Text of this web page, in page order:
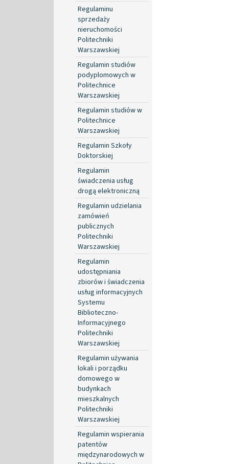
Regulaminu
sprzedaży
nieruchomości
Politechniki
Warszawskiej
Regulamin studiów
podyplomowych w
Politechnice
Warszawskiej
Regulamin studiów w
Politechnice
Warszawskiej
Regulamin Szkoły
Doktorskiej
Regulamin
świadczenia usług
drogą elektroniczną
Regulamin udzielania
zamówień
publicznych
Politechniki
Warszawskiej
Regulamin
udostępniania
zbiorów i świadczenia
usług informacyjnych
Systemu
Biblioteczno-
Informacyjnego
Politechniki
Warszawskiej
Regulamin używania
lokali i porządku
domowego w
budynkach
mieszkalnych
Politechniki
Warszawskiej
Regulamin wspierania
patentów
międzynarodowych w